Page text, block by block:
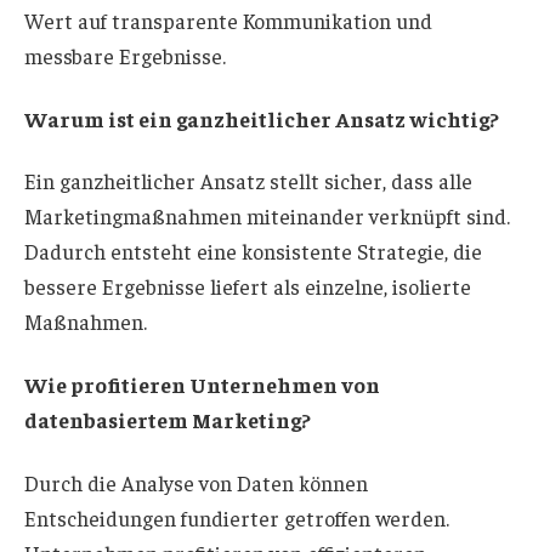
Wert auf transparente Kommunikation und
messbare Ergebnisse.
Warum ist ein ganzheitlicher Ansatz wichtig?
Ein ganzheitlicher Ansatz stellt sicher, dass alle
Marketingmaßnahmen miteinander verknüpft sind.
Dadurch entsteht eine konsistente Strategie, die
bessere Ergebnisse liefert als einzelne, isolierte
Maßnahmen.
Wie profitieren Unternehmen von
datenbasiertem Marketing?
Durch die Analyse von Daten können
Entscheidungen fundierter getroffen werden.